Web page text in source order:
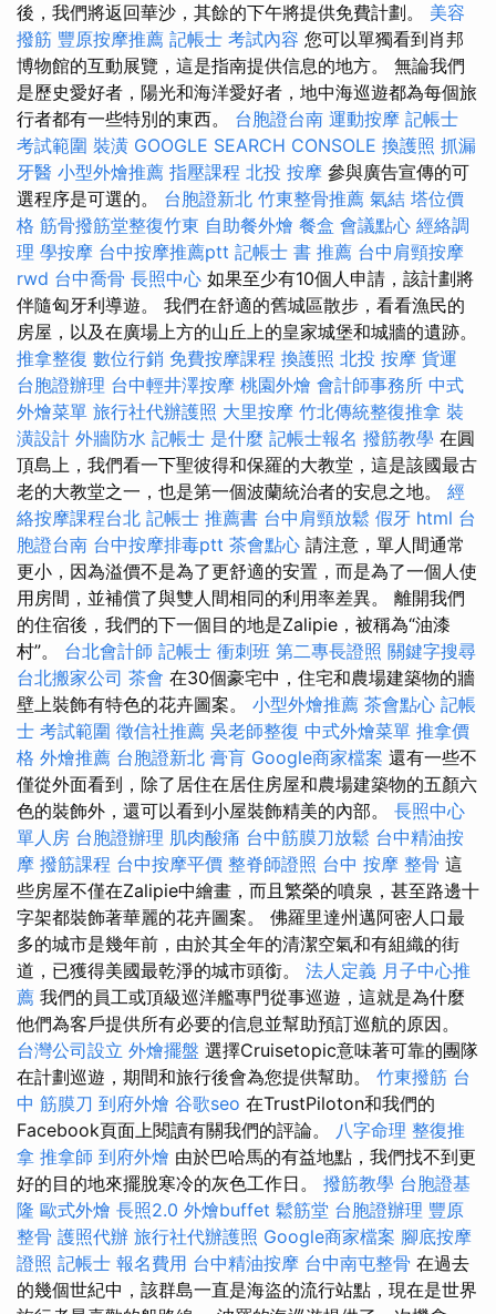
後，我們將返回華沙，其餘的下午將提供免費計劃。 美容
撥筋 豐原按摩推薦 記帳士 考試內容 您可以單獨看到肖邦
博物館的互動展覽，這是指南提供信息的地方。 無論我們
是歷史愛好者，陽光和海洋愛好者，地中海巡遊都為每個旅
行者都有一些特別的東西。 台胞證台南 運動按摩 記帳士
考試範圍 裝潢 GOOGLE SEARCH CONSOLE 換護照 抓漏
牙醫 小型外燴推薦 指壓課程 北投 按摩 參與廣告宣傳的可
選程序是可選的。 台胞證新北 竹東整骨推薦 氣結 塔位價
格 筋骨撥筋堂整復竹東 自助餐外燴 餐盒 會議點心 經絡調
理 學按摩 台中按摩推薦ptt 記帳士 書 推薦 台中肩頸按摩
rwd 台中喬骨 長照中心 如果至少有10個人申請，該計劃將
伴隨匈牙利導遊。 我們在舒適的舊城區散步，看看漁民的
房屋，以及在廣場上方的山丘上的皇家城堡和城牆的遺跡。
推拿整復 數位行銷 免費按摩課程 換護照 北投 按摩 貨運
台胞證辦理 台中輕井澤按摩 桃園外燴 會計師事務所 中式
外燴菜單 旅行社代辦護照 大里按摩 竹北傳統整復推拿 裝
潢設計 外牆防水 記帳士 是什麼 記帳士報名 撥筋教學 在圓
頂島上，我們看一下聖彼得和保羅的大教堂，這是該國最古
老的大教堂之一，也是第一個波蘭統治者的安息之地。 經
絡按摩課程台北 記帳士 推薦書 台中肩頸放鬆 假牙 html 台
胞證台南 台中按摩排毒ptt 茶會點心 請注意，單人間通常
更小，因為溢價不是為了更舒適的安置，而是為了一個人使
用房間，並補償了與雙人間相同的利用率差異。 離開我們
的住宿後，我們的下一個目的地是Zalipie，被稱為“油漆
村”。 台北會計師 記帳士 衝刺班 第二專長證照 關鍵字搜尋
台北搬家公司 茶會 在30個豪宅中，住宅和農場建築物的牆
壁上裝飾有特色的花卉圖案。 小型外燴推薦 茶會點心 記帳
士 考試範圍 徵信社推薦 吳老師整復 中式外燴菜單 推拿價
格 外燴推薦 台胞證新北 膏肓 Google商家檔案 還有一些不
僅從外面看到，除了居住在居住房屋和農場建築物的五顏六
色的裝飾外，還可以看到小屋裝飾精美的內部。 長照中心
單人房 台胞證辦理 肌肉酸痛 台中筋膜刀放鬆 台中精油按
摩 撥筋課程 台中按摩平價 整脊師證照 台中 按摩 整骨 這
些房屋不僅在Zalipie中繪畫，而且繁榮的噴泉，甚至路邊十
字架都裝飾著華麗的花卉圖案。 佛羅里達州邁阿密人口最
多的城市是幾年前，由於其全年的清潔空氣和有組織的街
道，已獲得美國最乾淨的城市頭銜。 法人定義 月子中心推
薦 我們的員工或頂級巡洋艦專門從事巡遊，這就是為什麼
他們為客戶提供所有必要的信息並幫助預訂巡航的原因。
台灣公司設立 外燴擺盤 選擇Cruisetopic意味著可靠的團隊
在計劃巡遊，期間和旅行後會為您提供幫助。 竹東撥筋 台
中 筋膜刀 到府外燴 谷歌seo 在TrustPiloton和我們的
Facebook頁面上閱讀有關我們的評論。 八字命理 整復推
拿 推拿師 到府外燴 由於巴哈馬的有益地點，我們找不到更
好的目的地來擺脫寒冷的灰色工作日。 撥筋教學 台胞證基
隆 歐式外燴 長照2.0 外燴buffet 鬆筋堂 台胞證辦理 豐原
整骨 護照代辦 旅行社代辦護照 Google商家檔案 腳底按摩
證照 記帳士 報名費用 台中精油按摩 台中南屯整骨 在過去
的幾個世紀中，該群島一直是海盜的流行站點，現在是世界